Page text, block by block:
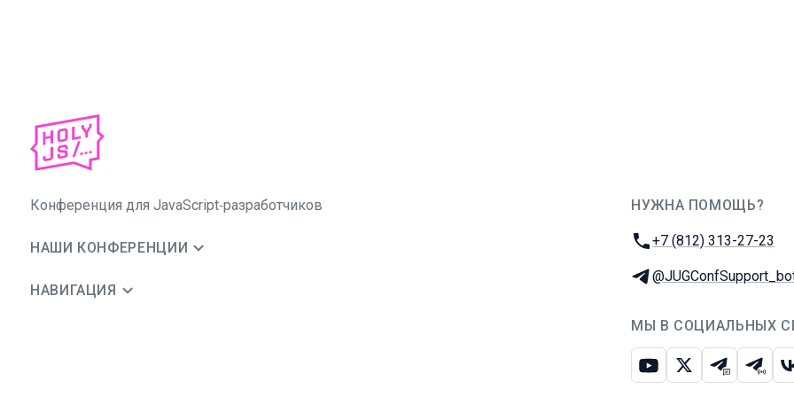
Конференция для JavaScript‑разработчиков
НАШИ КОНФЕРЕНЦИИ
НАВИГАЦИЯ
НУЖНА ПОМОЩЬ?
Телефон:
+7 (812) 313-27-23
Телеграм:
МЫ В СОЦИАЛЬНЫХ
ЮтубИкс Телеграм-